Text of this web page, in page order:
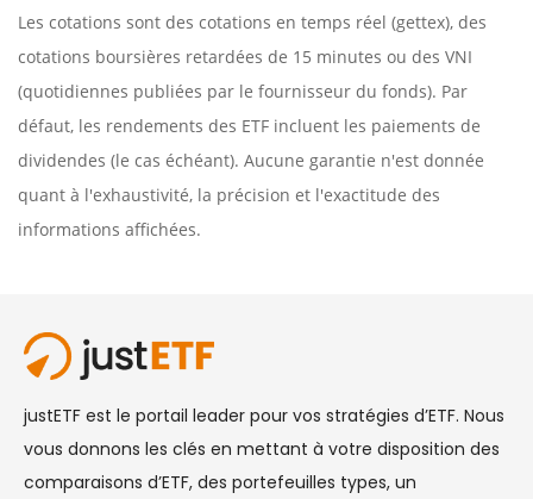
Les cotations sont des cotations en temps réel (gettex), des
cotations boursières retardées de 15 minutes ou des VNI
(quotidiennes publiées par le fournisseur du fonds). Par
défaut, les rendements des ETF incluent les paiements de
dividendes (le cas échéant). Aucune garantie n'est donnée
quant à l'exhaustivité, la précision et l'exactitude des
informations affichées.